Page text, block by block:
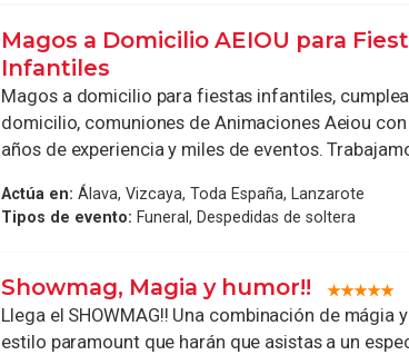
Magos a Domicilio AEIOU para
Infantiles
Magos a domicilio para fiestas infantiles,
domicilio, comuniones de Animaciones Aeiou
años de experiencia y miles de eventos.
Actúa en: Álava, Vizcaya, Toda España, Lanzarote
Tipos de evento: Funeral, Despedidas de soltera
Showmag, Magia y humor!!
Llega el SHOWMAG!! Una combinación de mágia
estilo paramount que harán que asistas a un